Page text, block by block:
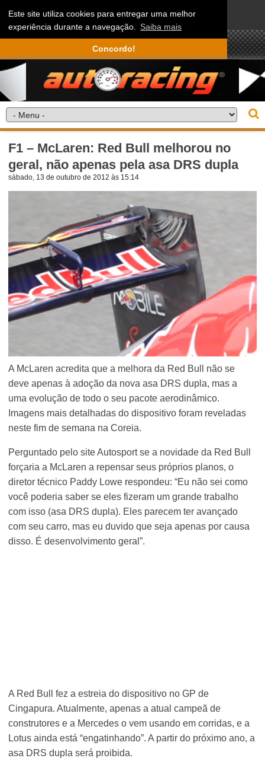
Este site utiliza cookies para entregar uma melhor
experiência durante a navegação. Saiba mais
Concordo!
F1 – McLaren: Red Bull melhorou no
geral, não apenas pela asa DRS dupla
sábado, 13 de outubro de 2012 às 15:14
A McLaren acredita que a melhora da Red Bull não se
deve apenas à adoção da nova asa DRS dupla, mas a
uma evolução de todo o seu pacote aerodinâmico.
Imagens mais detalhadas do dispositivo foram reveladas
neste fim de semana na Coreia.
Perguntado pelo site Autosport se a novidade da Red Bull
forçaria a McLaren a repensar seus próprios planos, o
diretor técnico Paddy Lowe respondeu: “Eu não sei como
você poderia saber se eles fizeram um grande trabalho
com isso (asa DRS dupla). Eles parecem ter avançado
com seu carro, mas eu duvido que seja apenas por causa
disso. É desenvolvimento geral”.
A Red Bull fez a estreia do dispositivo no GP de
Cingapura. Atualmente, apenas a atual campeã de
construtores e a Mercedes o vem usando em corridas, e a
Lotus ainda está “engatinhando”. A partir do próximo ano, a
asa DRS dupla será proibida.